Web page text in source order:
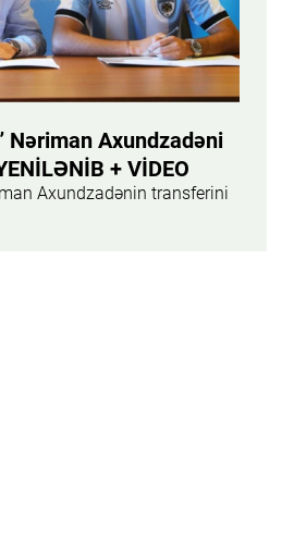
Nəriman Axundzadəni
+ VİDEO
Axundzadənin transferini